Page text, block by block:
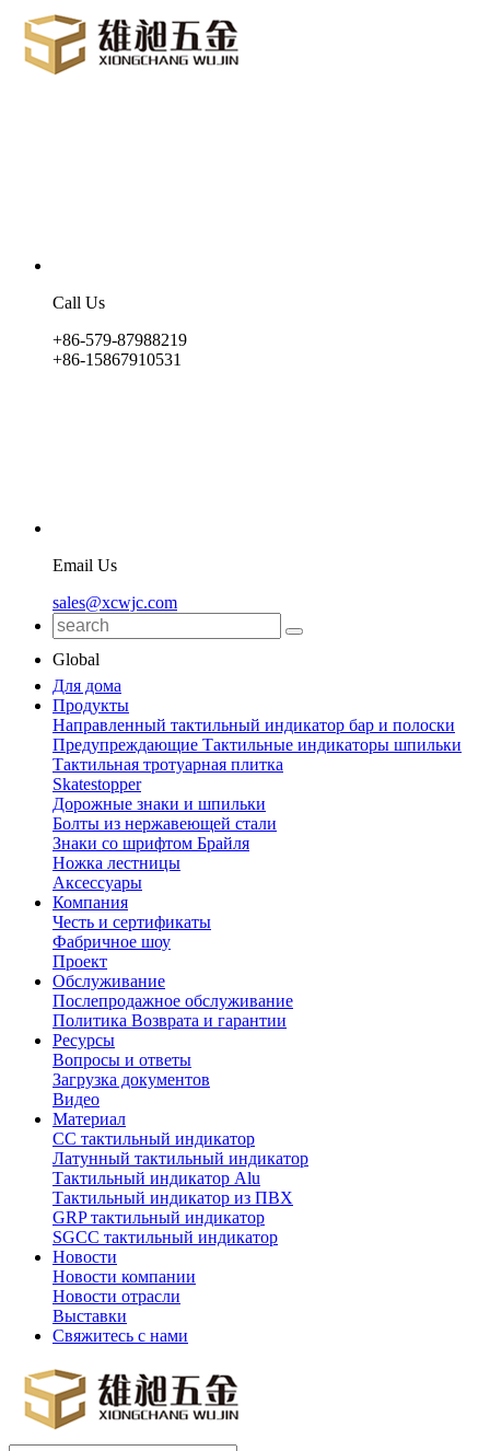
Call Us
+86-579-87988219
+86-15867910531
Email Us
sales@xcwjc.com
Global
Для дома
Продукты
Направленный тактильный индикатор бар и полоски
Предупреждающие Тактильные индикаторы шпильки
Тактильная тротуарная плитка
Skatestopper
Дорожные знаки и шпильки
Болты из нержавеющей стали
Знаки со шрифтом Брайля
Ножка лестницы
Аксессуары
Компания
Честь и сертификаты
Фабричное шоу
Проект
Обслуживание
Послепродажное обслуживание
Политика Возврата и гарантии
Ресурсы
Вопросы и ответы
Загрузка документов
Видео
Материал
СС тактильный индикатор
Латунный тактильный индикатор
Тактильный индикатор Alu
Тактильный индикатор из ПВХ
GRP тактильный индикатор
SGCC тактильный индикатор
Новости
Новости компании
Новости отрасли
Выставки
Свяжитесь с нами